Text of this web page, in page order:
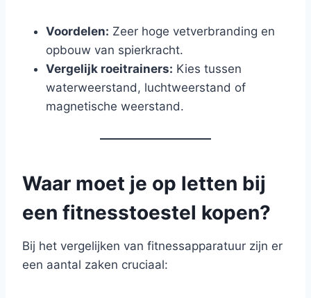
Voordelen: Zeer hoge vetverbranding en
opbouw van spierkracht.
Vergelijk roeitrainers: Kies tussen
waterweerstand, luchtweerstand of
magnetische weerstand.
Waar moet je op letten bij
een fitnesstoestel kopen?
Bij het vergelijken van fitnessapparatuur zijn er
een aantal zaken cruciaal: